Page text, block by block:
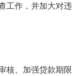
工作，并加大对违
核、加强贷款期限